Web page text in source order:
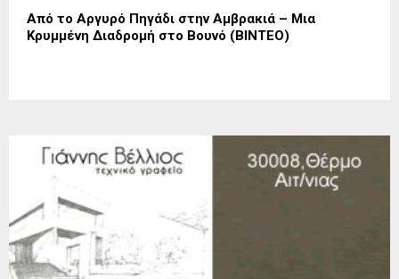
Από το Αργυρό Πηγάδι στην Αμβρακιά – Μια
Κρυμμένη Διαδρομή στο Βουνό (ΒΙΝΤΕΟ)